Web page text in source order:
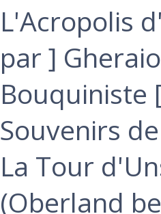
L'Acropolis
par ]
Bouquiniste
Souvenirs
La Tour
(Oberland